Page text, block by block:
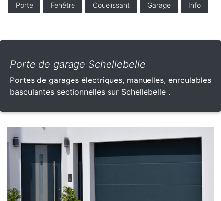
Porte Fenêtre Couelissant Garage Info
Porte de garage Schellebelle
Portes de garages électriques, manuelles, enroulables
basculantes sectionnelles sur Schellebelle .